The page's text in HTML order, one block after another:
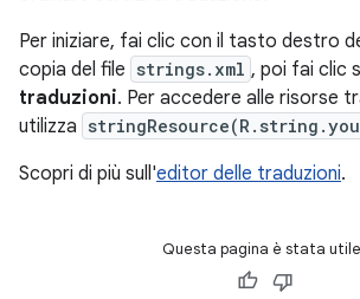
Per iniziare, fai clic con il tasto destro
copia del file strings.xml , poi fai clic
traduzioni. Per accedere alle risorse
utilizza
Scopri di più sull'editor delle traduzioni.
Questa pagina è stata